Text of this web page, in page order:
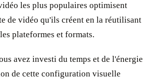
les plus populaires optimisent
de vidéo qu'ils créent en la réutilisant
plateformes et formats.
avez investi du temps et de l'énergie
de cette configuration visuelle